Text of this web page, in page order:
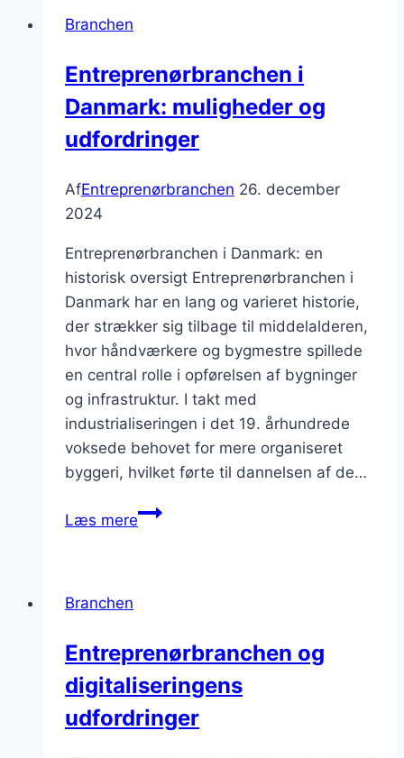
Branchen
Entreprenørbranchen i
Danmark: muligheder og
udfordringer
AfEntreprenørbranchen 26. december
2024
Entreprenørbranchen i Danmark: en
historisk oversigt Entreprenørbranchen i
Danmark har en lang og varieret historie,
der strækker sig tilbage til middelalderen,
hvor håndværkere og bygmestre spillede
en central rolle i opførelsen af bygninger
og infrastruktur. I takt med
industrialiseringen i det 19. århundrede
voksede behovet for mere organiseret
byggeri, hvilket førte til dannelsen af de…
Læs mereEntreprenørbranchen
Branchen
Entreprenørbranchen og
digitaliseringens
udfordringer